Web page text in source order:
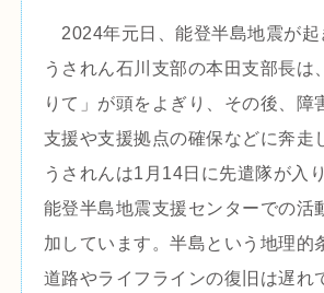
2024年元日、能登半島地震が起
うされん石川支部の本田支部長は
りて」が頭をよぎり、その後、障
支援や支援拠点の確保などに奔走
うされんは1月14日に先遣隊が入
能登半島地震支援センターでの活
加しています。半島という地理的
道路やライフラインの復旧は遅れ